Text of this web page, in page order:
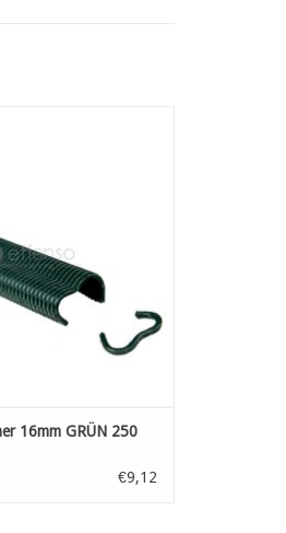
16mm GRÜN 250
€9,12